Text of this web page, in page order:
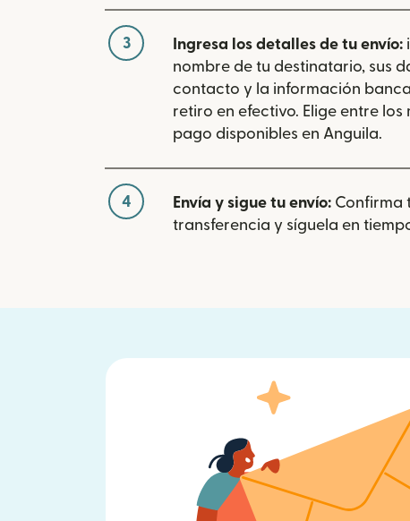
3 Ingresa los detalles de tu envío:
nombre de tu destinatario, sus
contacto y la información
retiro en efectivo. Elige entre los
pago disponibles en Anguila.
4 Envía y sigue tu envío: Confirma
transferencia y síguela en